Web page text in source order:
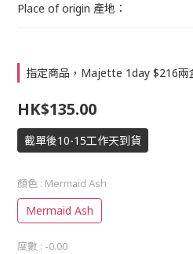
Place of origin 產地：
指定商品，Majette 1day $216兩
HK$135.00
截單後10-15工作天到貨
顏色 : Mermaid Ash
Mermaid Ash
度數 : -0.00